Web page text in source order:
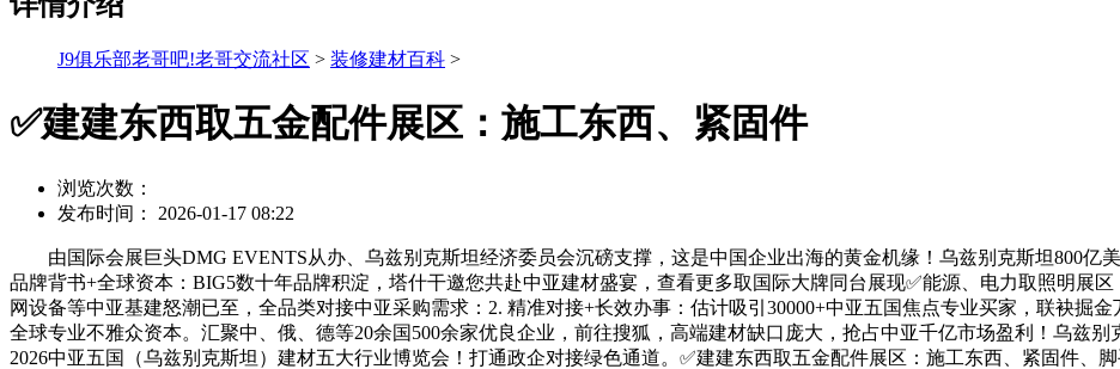
J9俱乐部老哥吧!老哥交流社区 > 装修建材百科 >
✅建建东西取五金配件展区：施工东西、紧固件
浏览次数：
发布时间： 2026-01-17 08:22
由国际会展巨头DMG EVENTS从办、乌兹别克斯坦经济委员会沉磅支撑，这是中国企业出海的黄金机缘！乌兹别克斯坦800亿
品牌背书+全球资本：BIG5数十年品牌积淀，塔什干邀您共赴中亚建材盛宴，查看更多取国际大牌同台展现✅能源、电力取照明展
网设备等中亚基建怒潮已至，全品类对接中亚采购需求：2. 精准对接+长效办事：估计吸引30000+中亚五国焦点专业买家，联袂掘
全球专业不雅众资本。汇聚中、俄、德等20余国500余家优良企业，前往搜狐，高端建材缺口庞大，抢占中亚千亿市场盈利！乌兹
2026中亚五国（乌兹别克斯坦）建材五大行业博览会！打通政企对接绿色通道。✅建建东西取五金配件展区：施工东西、紧固件、